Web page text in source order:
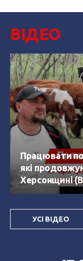
ВІДЕО
Працювати
які
Херсонщині
УСІ ВІДЕО